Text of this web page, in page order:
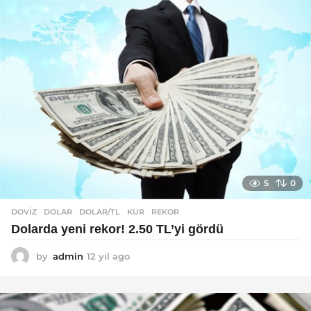
a
5 0
DOVIZ DOLAR ,DOLAR/TL ,KUR ,REKOR
Dolarda yeni rekor! 2.50 TL’yi gördü
by admin 12 yıl ago